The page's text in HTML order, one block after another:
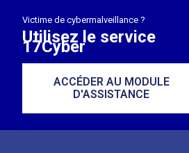
Victime de cybermalveillance ?
Utilisez le service
17Cyber
ACCÉDER AU MODULE
D'ASSISTANCE